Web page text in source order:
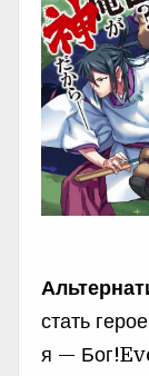
стать
я —